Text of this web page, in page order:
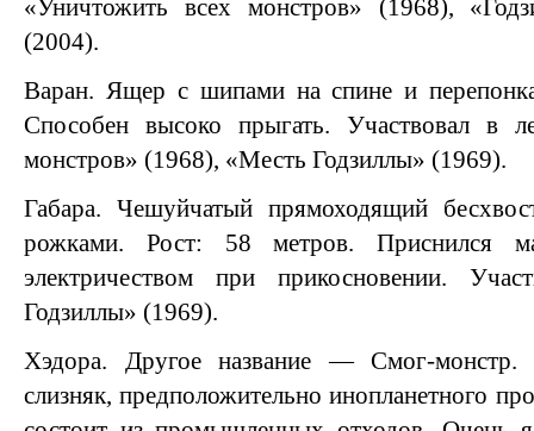
«Уничтожить всех монстров» (1968),
(2004).
Варан. Ящер с шипами на спине и
Способен высоко прыгать. Участвовал в
монстров» (1968), «Месть Годзиллы» (1969).
Габара. Чешуйчатый прямоходящий
рожками. Рост: 58 метров. Приснился
электричеством при прикосновении.
Годзиллы» (1969).
Хэдора. Другое название — Смог-монстр.
слизняк, предположительно инопланетного